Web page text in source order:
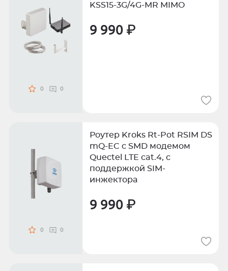
0 0
KSS15-3G/4G-MR MIMO
9 990 ₽
0 0
Роутер Kroks Rt-Pot RSIM DS
mQ-EC c SMD модемом
Quectel LTE cat.4, с
поддержкой SIM-
инжектора
9 990 ₽